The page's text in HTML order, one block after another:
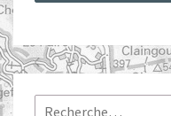
Rechercher :